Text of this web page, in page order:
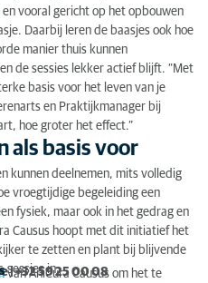
vooral gericht op het opbouwen
Daarbij leren de baasjes ook hoe
manier thuis kunnen
de sessies lekker actief blijft. “Met
basis voor het leven van je
en Praktijkmanager bij
hoe groter het effect.”
als basis voor
kunnen deelnemen, mits volledig
vroegtijdige begeleiding een
fysiek, maar ook in het gedrag en
Causus hoopt met dit initiatief het
te zetten en plant bij blijvende
sessies in.
| +32 59 25 00 08
AniCura Causus om het te